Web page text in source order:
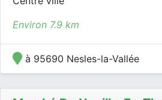
Environ 7.9 km
à 95690 Nesles-la-Vallée